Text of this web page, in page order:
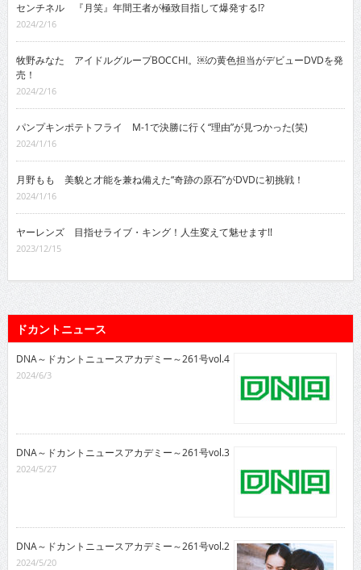
センチネル 『月笑』年間王者が極致目指して爆発する!?
2024/2/16
牧野みなた アイドルグループBOCCHI。￼の黄色担当がデビューDVDを発
売！
2024/2/16
パンプキンポテトフライ M-1で決勝に行く“理由”が見つかった(笑)
2024/1/16
月野もも 美貌と才能を兼ね備えた“奇跡の原石”がDVDに初挑戦！
2024/1/16
ヤーレンズ 目指せライブ・キング！人生変えて魅せます!!
2023/12/15
ドカントニュース
DNA～ドカントニュースアカデミー～261号vol.4
2024/6/3
DNA～ドカントニュースアカデミー～261号vol.3
2024/5/27
DNA～ドカントニュースアカデミー～261号vol.2
2024/5/20